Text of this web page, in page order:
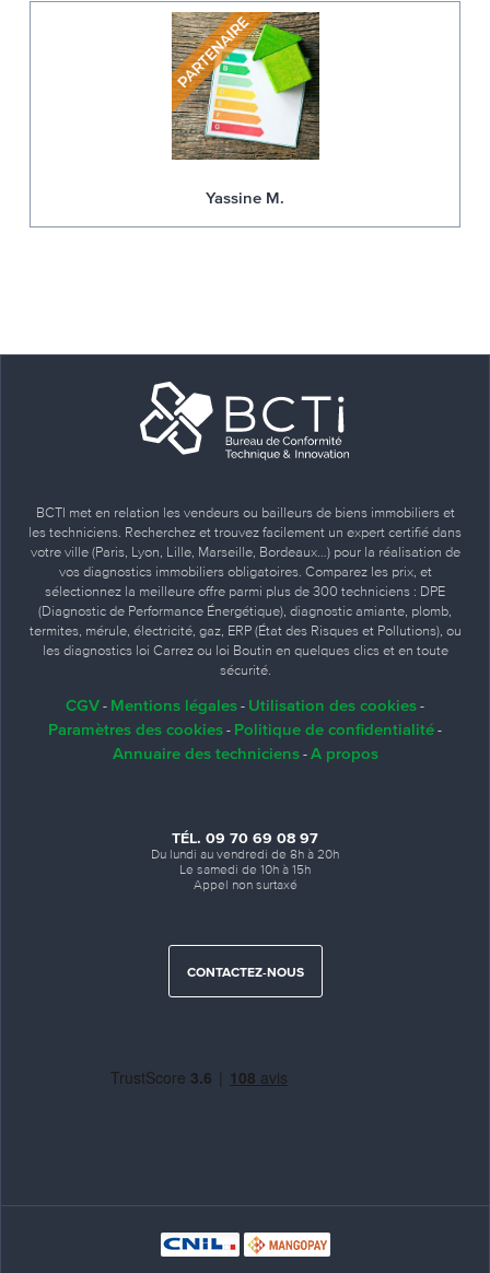
Yassine M.
BCTI met en relation les vendeurs ou bailleurs de biens immobiliers et
les techniciens. Recherchez et trouvez facilement un expert certifié dans
votre ville (Paris, Lyon, Lille, Marseille, Bordeaux…) pour la réalisation de
vos diagnostics immobiliers obligatoires. Comparez les prix, et
sélectionnez la meilleure offre parmi plus de 300 techniciens : DPE
(Diagnostic de Performance Énergétique), diagnostic amiante, plomb,
termites, mérule, électricité, gaz, ERP (État des Risques et Pollutions), ou
les diagnostics loi Carrez ou loi Boutin en quelques clics et en toute
sécurité.
CGV - Mentions légales - Utilisation des cookies -
Paramètres des cookies - Politique de confidentialité -
Annuaire des techniciens- A propos
TÉL. 09 70 69 08 97
Du lundi au vendredi de 8h à 20h
Le samedi de 10h à 15h
Appel non surtaxé
CONTACTEZ-NOUS